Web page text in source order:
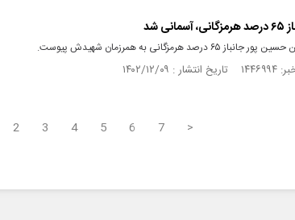
شد
۶۵ درصد هرمزگانی به همرزمان شهیدش پیوست.
: ۱۴۰۲/۱۲/۰۹
2 3 4 5 6 7 >